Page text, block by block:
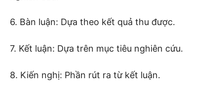
6. Bàn luận: Dựa theo kết quả thu được.
7. Kết luận: Dựa trên mục tiêu nghiên cứu.
8. Kiến nghị: Phần rút ra từ kết luận.